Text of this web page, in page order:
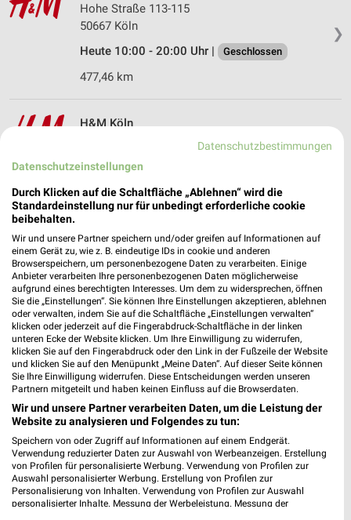
❯
Hohe Straße 113-115
50667 Köln
Heute 10:00 - 20:00 Uhr |
Geschlossen
477,46 km
H&M Köln
477,39 km
H&M Köln
Ehrenstraße 13
50672 Köln
Heute 10:00 - 20:00 Uhr | Geschlossen
478,21 km
H&M Frechen
Hauptstraße 121
50226 Frechen
Heute 09:30 - 19:00 Uhr | Geschlossen
488,08 km
Datenschutzbestimmungen
Datenschutzeinstellungen
Durch Klicken auf die Schaltfläche „Ablehnen“ wird die
Standardeinstellung nur für unbedingt erforderliche cookie
beibehalten.
Wir und unsere Partner speichern und/oder greifen auf Informationen auf
einem Gerät zu, wie z. B. eindeutige IDs in cookie und anderen
Browserspeichern, um personenbezogene Daten zu verarbeiten. Einige
Anbieter verarbeiten Ihre personenbezogenen Daten möglicherweise
aufgrund eines berechtigten Interesses. Um dem zu widersprechen, öffnen
Sie die „Einstellungen“. Sie können Ihre Einstellungen akzeptieren, ablehnen
oder verwalten, indem Sie auf die Schaltfläche „Einstellungen verwalten“
klicken oder jederzeit auf die Fingerabdruck-Schaltfläche in der linken
unteren Ecke der Website klicken. Um Ihre Einwilligung zu widerrufen,
klicken Sie auf den Fingerabdruck oder den Link in der Fußzeile der Website
und klicken Sie auf den Menüpunkt „Meine Daten“. Auf dieser Seite können
Sie Ihre Einwilligung widerrufen. Diese Entscheidungen werden unseren
Partnern mitgeteilt und haben keinen Einfluss auf die Browserdaten.
Wir und unsere Partner verarbeiten Daten, um die Leistung der
Website zu analysieren und Folgendes zu tun:
Speichern von oder Zugriff auf Informationen auf einem Endgerät.
Verwendung reduzierter Daten zur Auswahl von Werbeanzeigen. Erstellung
von Profilen für personalisierte Werbung. Verwendung von Profilen zur
Auswahl personalisierter Werbung. Erstellung von Profilen zur
Personalisierung von Inhalten. Verwendung von Profilen zur Auswahl
personalisierter Inhalte. Messung der Werbeleistung. Messung der